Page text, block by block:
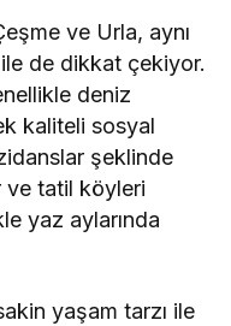
ve Urla, aynı
de dikkat çekiyor.
deniz
kaliteli sosyal
şeklinde
ve tatil köyleri
yaz aylarında
yaşam tarzı ile